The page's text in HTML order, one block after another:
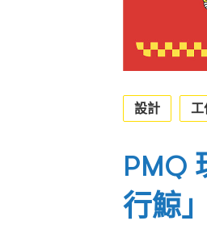
設計 工
PMQ
行鯨